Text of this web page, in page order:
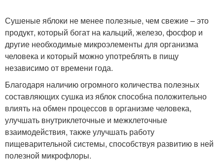
Сушеные яблоки не менее полезные, чем свежие – это
продукт, который богат на кальций, железо, фосфор и
другие необходимые микроэлементы для организма
человека и который можно употреблять в пищу
независимо от времени года.
Благодаря наличию огромного количества полезных
составляющих сушка из яблок способна положительно
влиять на обмен процессов в организме человека,
улучшать внутриклеточные и межклеточные
взаимодействия, также улучшать работу
пищеварительной системы, способствуя развитию в ней
полезной микрофлоры.